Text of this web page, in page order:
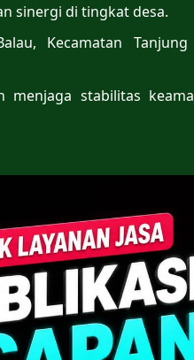
sinergi di tingkat desa.
Kecamatan Tanjung
menjaga stabilitas